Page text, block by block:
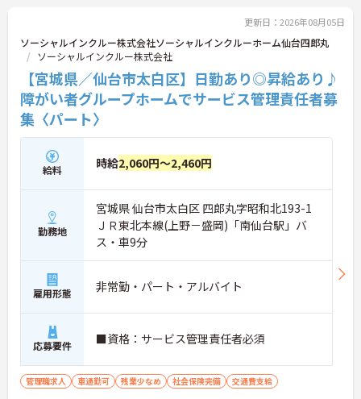
ッフの採用・育成や個別支援計画の作成に専念でき
ます。年間休日114日、定年70歳という長期就労環
境のもと、プレイングマネージャーとしてご自身の
理想の施設を創り上げながら、将来の幹部候補とし
て大幅な収入アップを実現したい有資格者の方へお
すすめです。
★おすすめPOINT★
・管理者とサビ管の兼任手当（15万円）が支給され
るため、月給47万円台～のスタート！福祉職として
の専門性とマネジメントスキルを、業界トップクラ
・本社専門部署がレセプト請求や行政対応を全て代
行します。月末の残業地獄から抜け出し、現場スタ
ッフへの丁寧なアドバイスや働きやすい環境づくり
（シフト管理等）に時間を投資できる、理想のマネ
保。 夜勤負担も全施設平均で月0～2回とコントロー
ルされており、管理職であってもオンとオフの切り
替えがしやすい、心身にゆとりを持てる労働環境で
す。
更新日：2026年08月05日
ソーシャルインクルー株式会社ソーシャルインクルーホーム仙台四郎丸
ソーシャルインクルー株式会社
【宮城県／仙台市太白区】日勤あり◎昇給あり♪
障がい者グループホームでサービス管理責任者募
集〈パート〉
給料 時給2,060円～2,460円
勤務地
宮城県 仙台市太白区 四郎丸字昭和北193-1
ＪＲ東北本線(上野－盛岡)「南仙台駅」バ
ス・車9分
雇用形態 非常勤・パート・アルバイト
応募要件 ■資格：サービス管理責任者必須
管理職求人 車通勤可 残業少なめ 社会保険完備 交通費支給